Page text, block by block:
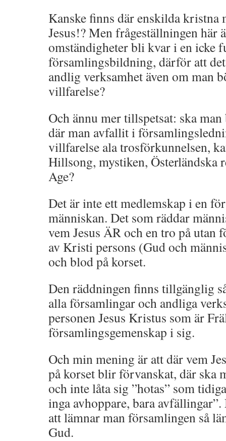
Kanske finns där enskilda kristna
Jesus!? Men frågeställningen här
omständigheter bli kvar i en icke
församlingsbildning, därför att
andlig verksamhet även om man
villfarelse?
Och ännu mer tillspetsat: ska
där man avfallit i
villfarelse ala trosförkunnelsen,
Hillsong, mystiken, Österländska
Age?
Det är inte ett medlemskap i en
människan. Det som räddar
vem Jesus ÄR och en tro på utan
av Kristi persons (Gud och
och blod på korset.
Den räddningen finns tillgänglig
alla församlingar och andliga
personen Jesus Kristus som är
församlingsgemenskap i sig.
Och min mening är att där vem
på korset blir förvanskat, där ska
och inte låta sig ”hotas” som
inga avhoppare, bara
att lämnar man församlingen så
Gud.